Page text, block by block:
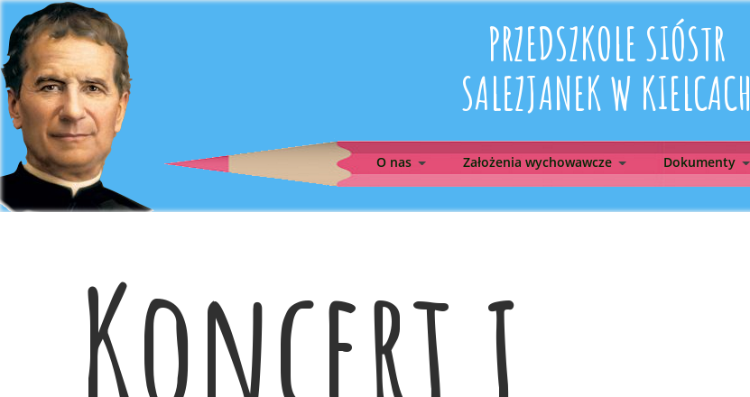
PRZEDSZKOLE SIÓSTR
SALEZJANEK W KIELCACH
O nas Założenia wychowawcze Dokumenty
Koncert i